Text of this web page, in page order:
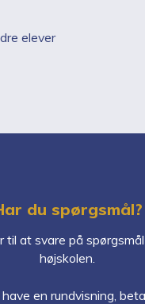
elever
du spørgsmål?
til at svare på
højskolen.
en rundvisning,